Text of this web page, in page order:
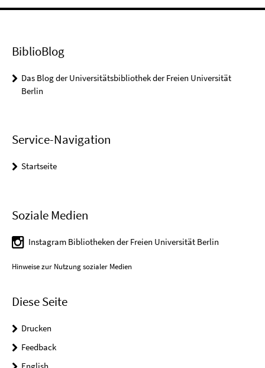
BiblioBlog
Das Blog der Universitätsbibliothek der Freien Universität
Berlin
Service-Navigation
Startseite
Soziale Medien
Instagram Bibliotheken der Freien Universität Berlin
Hinweise zur Nutzung sozialer Medien
Diese Seite
Drucken
Feedback